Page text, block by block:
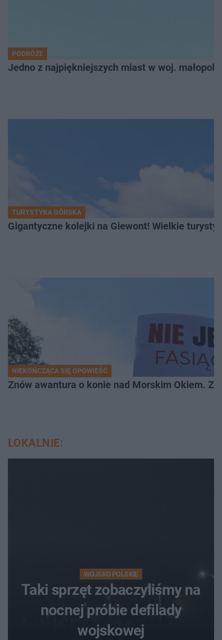
PODRÓŻE
Jedno z najpiękniejszych miast w woj.
TURYSTYKA GÓRSKA
Gigantyczne kolejki na Giewont! Wielkie
NIEKOŃCZĄCA SIĘ OPOWIEŚĆ
Znów awantura o konie nad Morskim Okiem.
LOKALNIE:
WOJSKO POLSKIE
Taki sprzęt zobaczyliśmy na
nocnej próbie defilady
wojskowej